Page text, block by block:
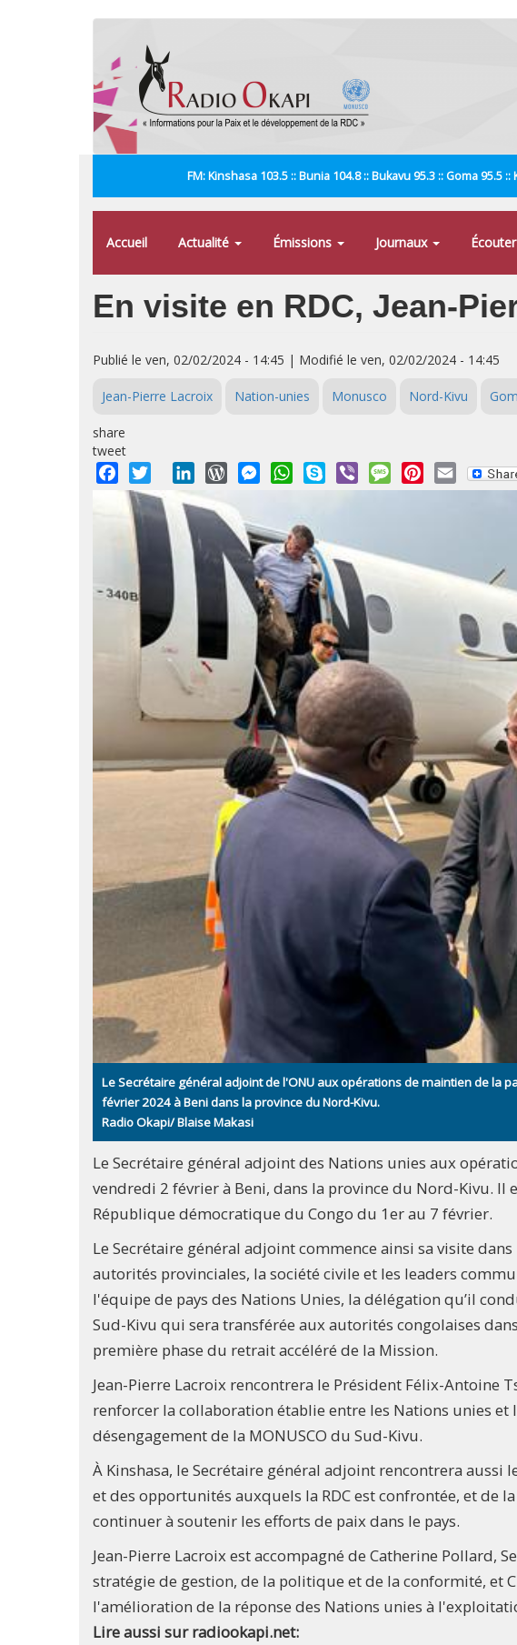
FM: Kinshasa 103.5 :: Bunia 104.8 :: Bukavu 95.3 :: Goma 95.5
Accueil Actualité Émissions Journaux
En visite en RDC, Jean-
Publié le ven, 02/02/2024 - 14:45 | Modifié le ven, 02/02/2024 - 14:45
Jean-Pierre Lacroix Nation-unies Monusco Nord-Kivu
share
tweet
Facebook
Twitter LinkedInWordPressMessengerWhatsApp
Skype Viber MessagePinterest
Email
Le Secrétaire général adjoint de l'ONU aux opérations de maintien de la
février 2024 à Beni dans la province du Nord-Kivu.
Radio Okapi/ Blaise Makasi
Le Secrétaire général adjoint des Nations unies aux
vendredi 2 février à Beni, dans la province du Nord-Kivu. Il
République démocratique du Congo du 1er au 7 février.
Le Secrétaire général adjoint commence ainsi sa visite
autorités provinciales, la société civile et les leaders
l'équipe de pays des Nations Unies, la délégation qu’il
Sud-Kivu qui sera transférée aux autorités congolaises
première phase du retrait accéléré de la Mission.
Jean-Pierre Lacroix rencontrera le Président Félix-Antoine
renforcer la collaboration établie entre les Nations unies et
désengagement de la MONUSCO du Sud-Kivu.
À Kinshasa, le Secrétaire général adjoint rencontrera
et des opportunités auxquels la RDC est confrontée, et de
continuer à soutenir les efforts de paix dans le pays.
Jean-Pierre Lacroix est accompagné de Catherine Pollard,
stratégie de gestion, de la politique et de la conformité, et
l'amélioration de la réponse des Nations unies à
Lire aussi sur radiookapi.net: